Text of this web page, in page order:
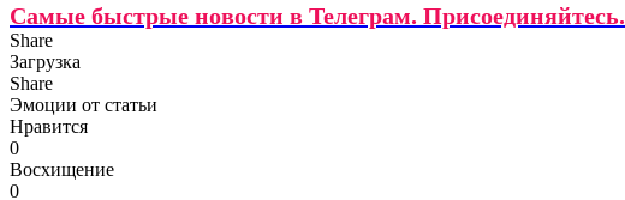
Самые быстрые новости в Телеграм. Присоединяйтесь.
Share
Загрузка
Share
Эмоции от статьи
Нравится
0
Восхищение
0